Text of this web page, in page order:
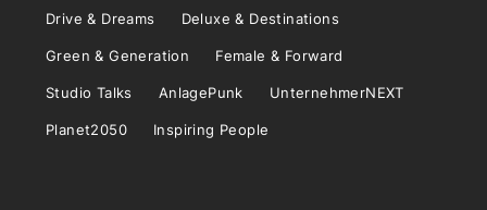
Drive & Dreams Deluxe & Destinations
Green & Generation Female & Forward
Studio Talks AnlagePunk UnternehmerNEXT
Planet2050 Inspiring People